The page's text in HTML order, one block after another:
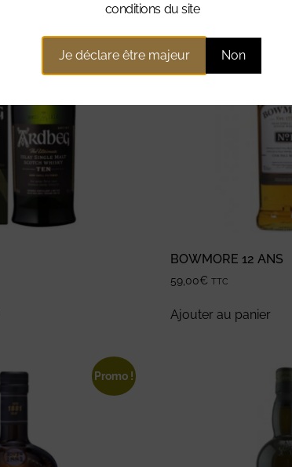
BOWMORE 12 ANS
59,00€ TTC
Ajouter au panier
Promo !
conditions du site
Je déclare être majeur Non